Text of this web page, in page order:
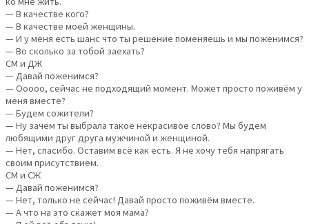
— В качестве кого?
— В качестве моей женщины.
— И у меня есть шанс что ты решение поменяешь и мы поженимся?
— Во сколько за тобой заехать?
СМ и ДЖ
— Давай поженимся?
— Ооооо, сейчас не подходящий момент. Может просто поживём у
меня вместе?
— Будем сожители?
— Ну зачем ты выбрала такое некрасивое слово? Мы будем
любящими друг друга мужчиной и женщиной.
— Нет, спасибо. Оставим всё как есть. Я не хочу тебя напрягать
своим присутствием.
СМ и СЖ
— Давай поженимся?
— Нет, только не сейчас! Давай просто поживём вместе.
— А что на это скажет моя мама?